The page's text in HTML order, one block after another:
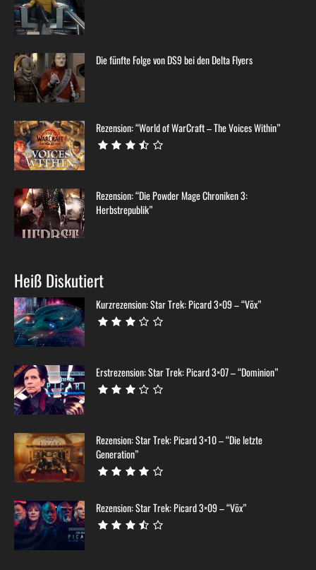
Die fünfte Folge von DS9 bei den Delta Flyers
Rezension: “World of WarCraft – The Voices Within”
Rezension: “Die Powder Mage Chroniken 3:
Herbstrepublik”
Heiß Diskutiert
Kurzrezension: Star Trek: Picard 3×09 – “Võx”
Erstrezension: Star Trek: Picard 3×07 – “Dominion”
Rezension: Star Trek: Picard 3×10 – “Die letzte
Generation”
Rezension: Star Trek: Picard 3×09 – “Võx”